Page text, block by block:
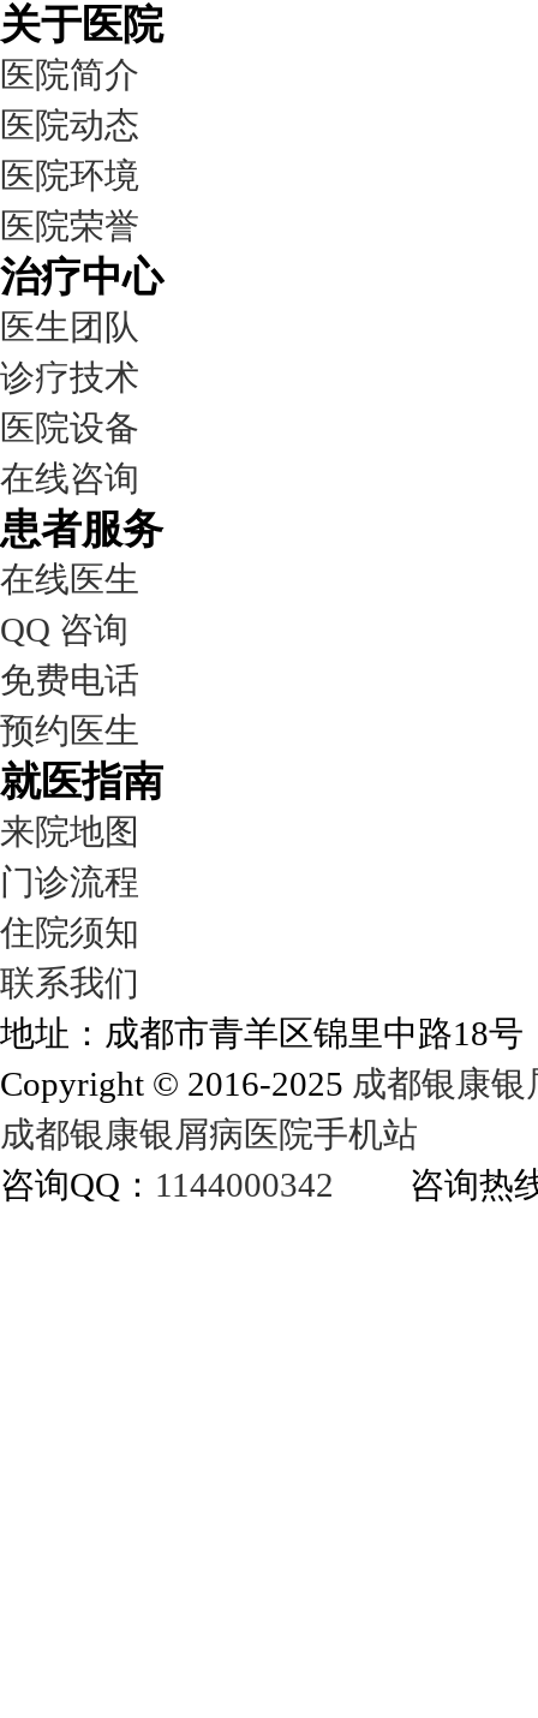
关于医院
医院简介
医院动态
医院环境
医院荣誉
治疗中心
医生团队
诊疗技术
医院设备
在线咨询
患者服务
在线医生
QQ 咨询
免费电话
预约医生
就医指南
来院地图
门诊流程
住院须知
联系我们
地址：成都市青羊区锦里中路18
Copyright © 2016-2025 成都银康银
成都银康银屑病医院手机站
咨询QQ： 1144000342 咨询热线